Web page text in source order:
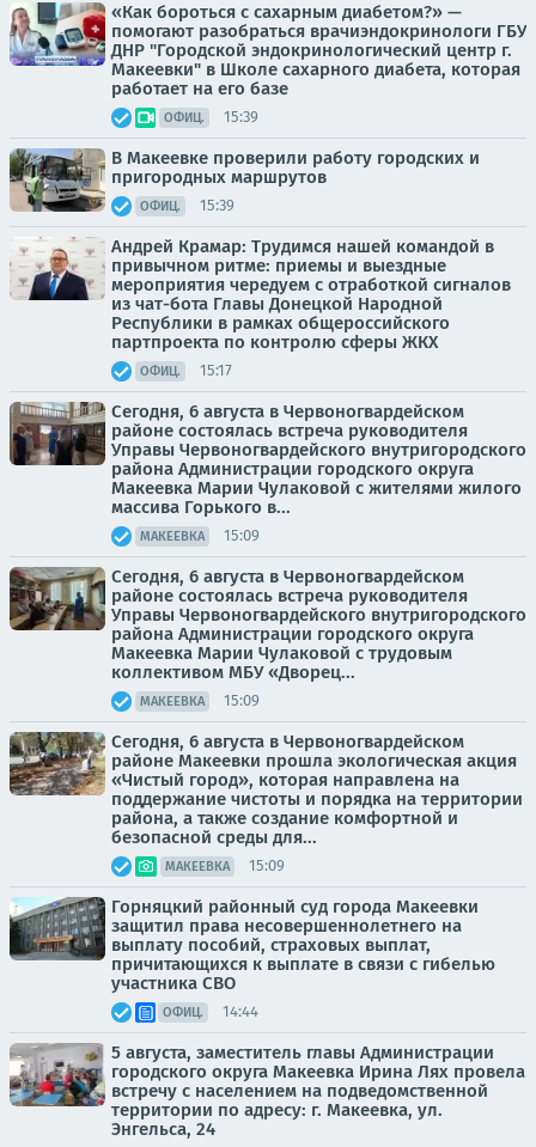
«Как бороться с сахарным диабетом?» —
помогают разобраться врачиэндокринологи ГБУ
ДНР "Городской эндокринологический центр г.
Макеевки" в Школе сахарного диабета, которая
работает на его базе
ОФИЦ. 15:39
В Макеевке проверили работу городских и
пригородных маршрутов
ОФИЦ. 15:39
Андрей Крамар: Трудимся нашей командой в
привычном ритме: приемы и выездные
мероприятия чередуем с отработкой сигналов
из чат-бота Главы Донецкой Народной
Республики в рамках общероссийского
партпроекта по контролю сферы ЖКХ
ОФИЦ. 15:17
Сегодня, 6 августа в Червоногвардейском
районе состоялась встреча руководителя
Управы Червоногвардейского внутригородского
района Администрации городского округа
Макеевка Марии Чулаковой с жителями жилого
массива Горького в...
МАКЕЕВКА 15:09
Сегодня, 6 августа в Червоногвардейском
районе состоялась встреча руководителя
Управы Червоногвардейского внутригородского
района Администрации городского округа
Макеевка Марии Чулаковой с трудовым
коллективом МБУ «Дворец...
МАКЕЕВКА 15:09
Сегодня, 6 августа в Червоногвардейском
районе Макеевки прошла экологическая акция
«Чистый город», которая направлена на
поддержание чистоты и порядка на территории
района, а также создание комфортной и
безопасной среды для...
МАКЕЕВКА 15:09
Горняцкий районный суд города Макеевки
защитил права несовершеннолетнего на
выплату пособий, страховых выплат,
причитающихся к выплате в связи с гибелью
участника СВО
ОФИЦ. 14:44
5 августа, заместитель главы Администрации
городского округа Макеевка Ирина Лях провела
встречу с населением на подведомственной
территории по адресу: г. Макеевка, ул.
Энгельса, 24